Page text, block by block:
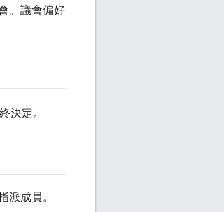
。議會偏好
決定。
成員。